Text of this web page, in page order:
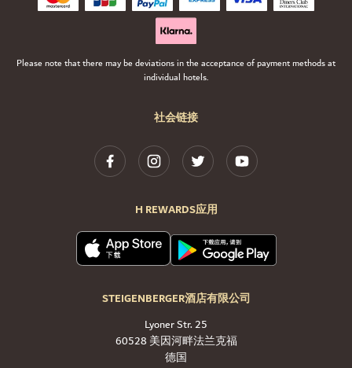
社会链接
H REWARDS应用
STEIGENBERGER酒店有限公司
Lyoner Str. 25
60528 美因河畔法兰克福
德国
Please note that there may be deviations in the acceptance of payment methods at
individual hotels.